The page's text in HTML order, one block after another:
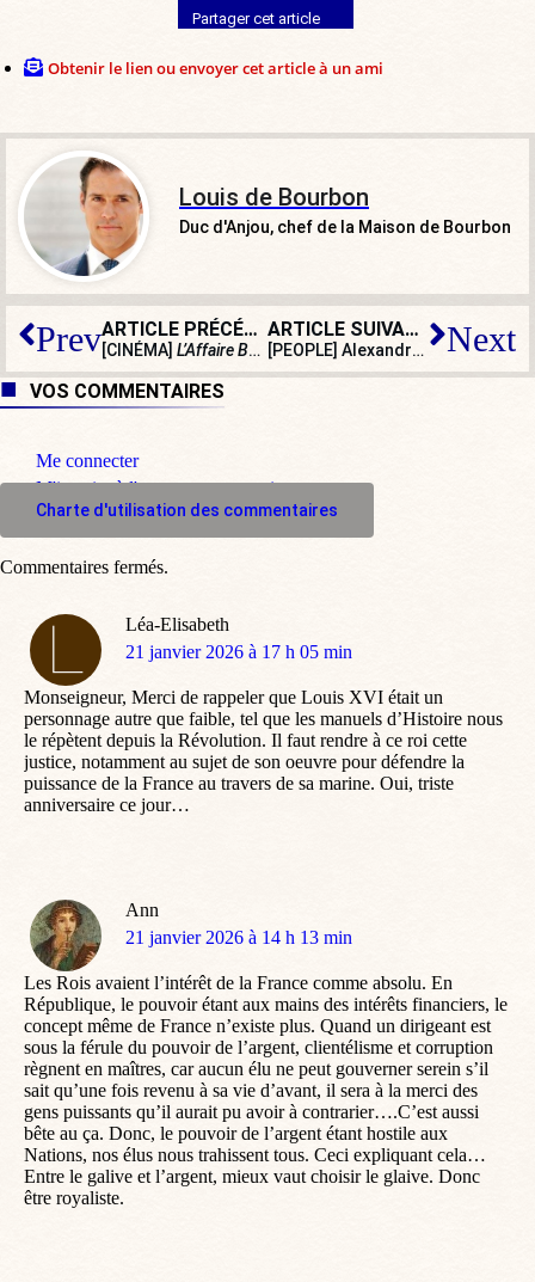
Partager cet article
Obtenir le lien ou envoyer cet article à un ami
Louis de Bourbon
Duc d'Anjou, chef de la Maison de Bourbon
Prev ARTICLE PRÉCÉDENT
[CINÉMA] L’Affaire Bojarski sur le plus grand faux-
ARTICLE SUIVANT
[PEOPLE] Alexandra Lamy, indéfectible soutien au peuple iranien Next
VOS COMMENTAIRES
Me connecter
M'inscrire à l'espace commentaire
Charte d'utilisation des commentaires
Léa-Elisabeth
dit
21 janvier 2026 à 17 h 05 min
Monseigneur, Merci de rappeler que Louis XVI était un
personnage autre que faible, tel que les manuels d’Histoire nous
le répètent depuis la Révolution. Il faut rendre à ce roi cette
justice, notamment au sujet de son oeuvre pour défendre la
puissance de la France au travers de sa marine. Oui, triste
anniversaire ce jour…
Ann
dit
21 janvier 2026 à 14 h 13 min
Les Rois avaient l’intérêt de la France comme absolu. En
République, le pouvoir étant aux mains des intérêts financiers, le
concept même de France n’existe plus. Quand un dirigeant est
sous la férule du pouvoir de l’argent, clientélisme et corruption
règnent en maîtres, car aucun élu ne peut gouverner serein s’il
sait qu’une fois revenu à sa vie d’avant, il sera à la merci des
gens puissants qu’il aurait pu avoir à contrarier….C’est aussi
bête au ça. Donc, le pouvoir de l’argent étant hostile aux
Nations, nos élus nous trahissent tous. Ceci expliquant cela…
Entre le galive et l’argent, mieux vaut choisir le glaive. Donc
être royaliste.
Commentaires fermés.